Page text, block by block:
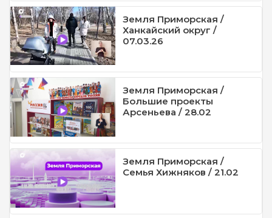
Земля Приморская /
Ханкайский округ /
07.03.26
Земля Приморская /
Большие проекты
Арсеньева / 28.02
Земля Приморская /
Семья Хижняков / 21.02